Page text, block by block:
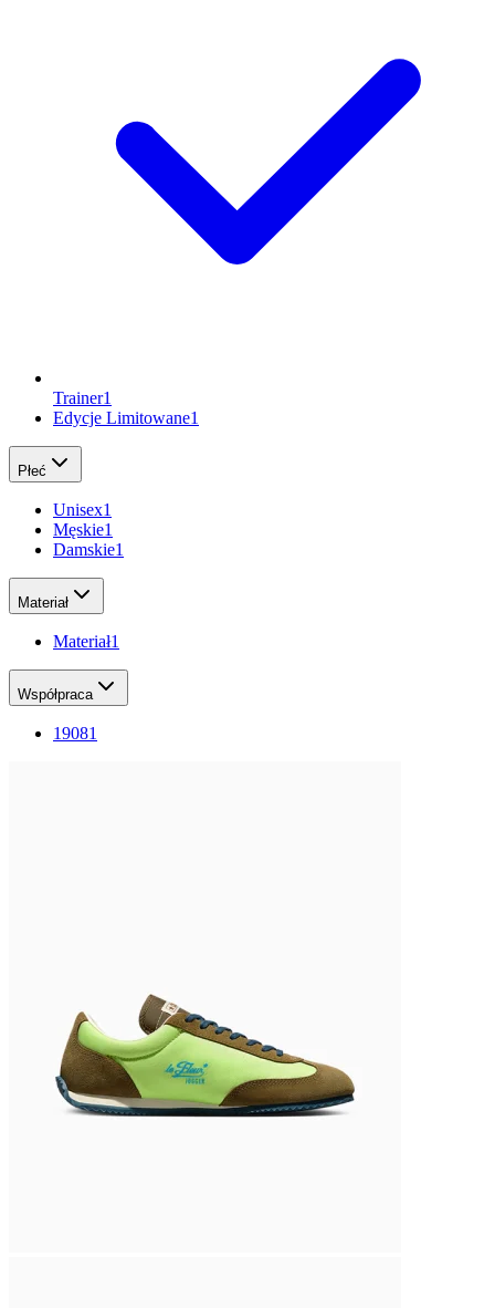
Trainer1
Edycje Limitowane1
Płeć
Unisex1
Męskie1
Damskie1
Materiał
Materiał1
Współpraca
19081